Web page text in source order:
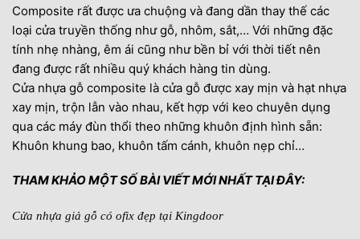
6.6. Bước 6: Lắp nẹp lên khuôn cửa
6.7. Bước 7: Vệ sinh bộ cửa để hoàn thiện
7. Đơn vị cung cấp – Mẫu cửa hiện đại sang trọng
Composite rất được ưa chuộng và đang dần thay thế các
loại cửa truyền thống như gỗ, nhôm, sắt,… Với những đặc
tính nhẹ nhàng, êm ái cũng như bền bỉ với thời tiết nên
đang được rất nhiều quý khách hàng tin dùng.
Cửa nhựa gỗ composite là cửa gỗ được xay mịn và hạt nhựa
xay mịn, trộn lẫn vào nhau, kết hợp với keo chuyên dụng
qua các máy đùn thổi theo những khuôn định hình sẵn:
Khuôn khung bao, khuôn tấm cánh, khuôn nẹp chỉ…
THAM KHẢO MỘT SỐ BÀI VIẾT MỚI NHẤT TẠI ĐÂY:
Cửa nhựa giả gỗ có ofix đẹp tại Kingdoor